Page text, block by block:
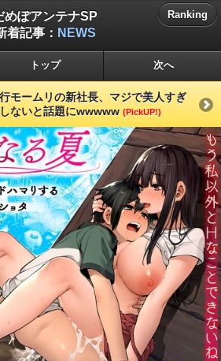
めぽアンテナSP
着記事： NEWS
Ranking
トップ 次へ
モームリの新社長、マジで美人すぎ
ないと話題にwwwww (PickUP!)